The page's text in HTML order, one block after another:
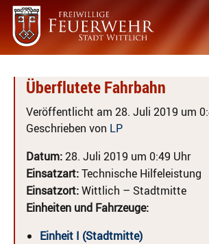
Überflutete Fahrbahn
Veröffentlicht am 28. Juli 2019 um
Geschrieben von LP
Datum:28. Juli 2019 um 0:49 Uhr
Einsatzart:Technische Hilfeleistung
Einsatzort:Wittlich – Stadtmitte
Einheiten und Fahrzeuge:
Einheit I (Stadtmitte)